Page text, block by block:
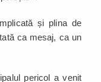
și plina de
ca mesaj, ca un
pericol a venit